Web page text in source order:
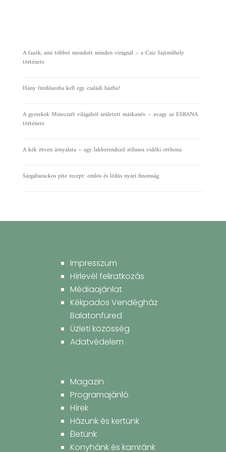
A fazék, ami többet mondott minden virágnál – a Csíz Sajtműhely
története
Hány fürdőszoba kell egy családi házba?
A gyerekek Minecraft világából született márkanév – avagy az ESBANA
története
A kék ötven árnyalata – egy lakberendező stílusos vidéki otthona
Sárgabarackos pite recept: omlós és lédús nyári finomság
Impresszum
Hírlevél feliratkozás
Médiaajánlat
Kékpados Vendégház
Balatonfüred
Üzleti közösség
Adatvédelem
Magazin
Programajánló
Hírek
Házunk és kertünk
Életünk
Konyhánk és kamránk